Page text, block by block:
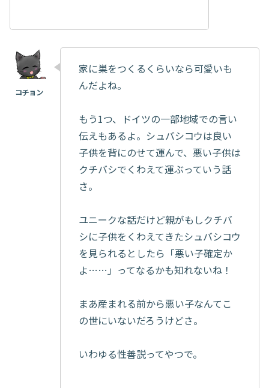
家に巣をつくるくらいなら可愛いも
んだよね。
もう1つ、ドイツの一部地域での言い
伝えもあるよ。シュバシコウは良い
子供を背にのせて運んで、悪い子供は
クチバシでくわえて運ぶっていう話
さ。
ユニークな話だけど親がもしクチバ
シに子供をくわえてきたシュバシコウ
を見られるとしたら「悪い子確定か
よ……」ってなるかも知れないね！
まあ産まれる前から悪い子なんてこ
の世にいないだろうけどさ。
いわゆる性善説ってやつで。